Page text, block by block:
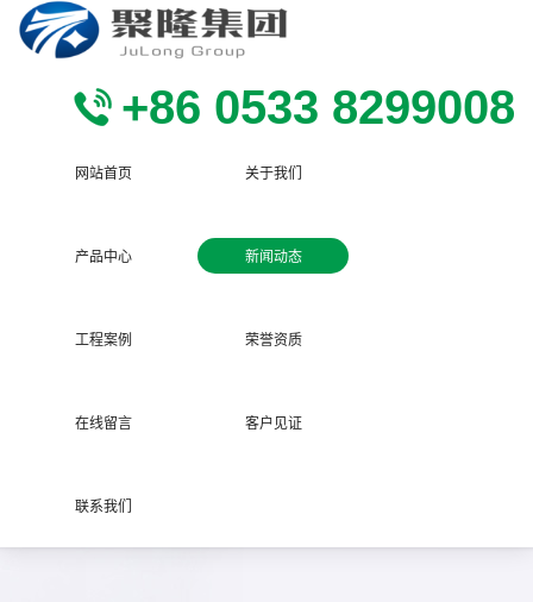
+86 0533 8299008
网站首页 关于我们
产品中心 新闻动态
工程案例 荣誉资质
在线留言 客户见证
联系我们